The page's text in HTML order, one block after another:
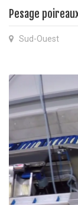
Pesage
Sud-Ouest